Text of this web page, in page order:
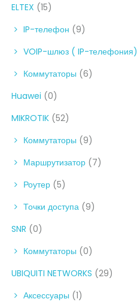
ELTEX (15)
IP-телефон (9)
VOIP-шлюз ( IP-телефония)
Коммутаторы (6)
Huawei (0)
MIKROTIK (52)
Коммутаторы (9)
Маршрутизатор (7)
Роутер (5)
Точки доступа (9)
SNR (0)
Коммутаторы (0)
UBIQUITI NETWORKS (29)
Аксессуары (1)